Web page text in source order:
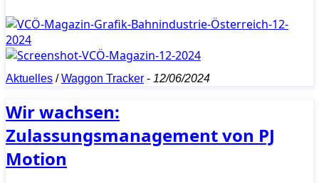
Aktuelles /Waggon Tracker - 12/06/2024
Wir wachsen:
Zulassungsmanagement von PJ
Motion